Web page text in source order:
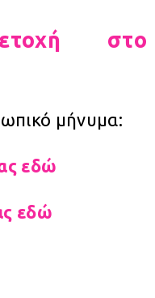
στο
μήνυμα:
εδώ
εδώ